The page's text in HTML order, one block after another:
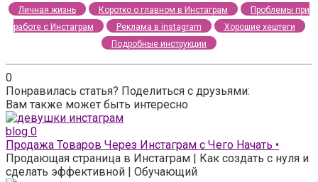
Личная жизнь
Коротко о главном в Инстаграм
Проблемы при
работе с Инстаграм
Реклама в instagram
Хорошие хештеги
Подробные инструкции
0
Понравилась статья? Поделиться с друзьями:
Вам также может быть интересно
blog 0
Продажа Товаров Через Инстаграм с Чего Начать •
Продающая страница в Инстаграм | Как создать с нуля и
сделать эффективной | Обучающий